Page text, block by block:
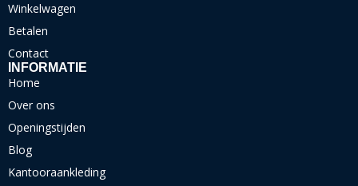
Winkelwagen
Betalen
Contact
INFORMATIE
Home
Over ons
Openingstijden
Blog
Kantooraankleding